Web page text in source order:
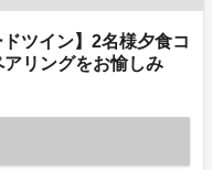
ツイン】2名様夕食コ
リングをお愉しみ